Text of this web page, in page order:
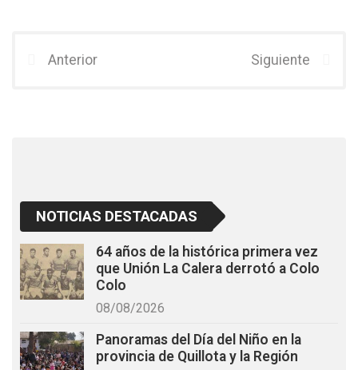
b
er
Anterior Siguiente
NOTICIAS DESTACADAS
64 años de la histórica primera vez
que Unión La Calera derrotó a Colo
Colo
08/08/2026
Panoramas del Día del Niño en la
provincia de Quillota y la Región